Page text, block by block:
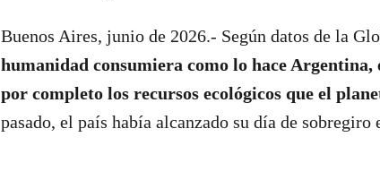
Buenos Aires, junio de 2026.- Según datos de la
humanidad consumiera como lo hace Argentina,
por completo los recursos ecológicos que el
pasado, el país había alcanzado su día de